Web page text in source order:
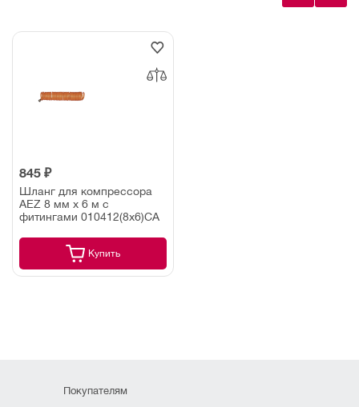
845 ₽
Шланг для компрессора
AEZ 8 мм х 6 м с
фитингами 010412(8х6)СA
Купить
Покупателям